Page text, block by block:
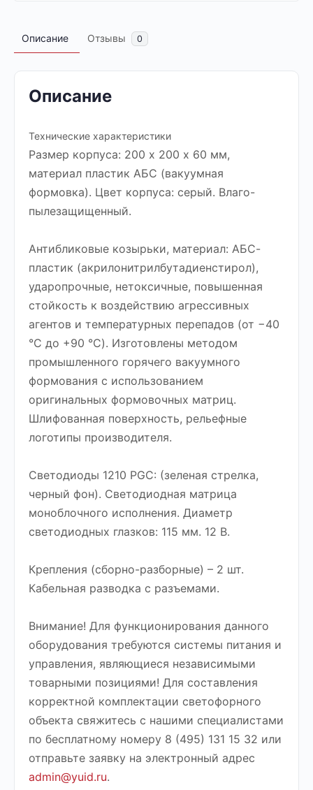
Описание Отзывы 0
Описание
Технические характеристики
Размер корпуса: 200 х 200 х 60 мм,
материал пластик АБС (вакуумная
формовка). Цвет корпуса: серый. Влаго-
пылезащищенный.
Антибликовые козырьки, материал: АБС-
пластик (акрилонитрилбутадиенстирол),
ударопрочные, нетоксичные, повышенная
стойкость к воздействию агрессивных
агентов и температурных перепадов (от −40
°C до +90 °C). Изготовлены методом
промышленного горячего вакуумного
формования с использованием
оригинальных формовочных матриц.
Шлифованная поверхность, рельефные
логотипы производителя.
Светодиоды 1210 PGC: (зеленая стрелка,
черный фон). Светодиодная матрица
моноблочного исполнения. Диаметр
светодиодных глазков: 115 мм. 12 В.
Крепления (сборно-разборные) – 2 шт.
Кабельная разводка с разъемами.
Внимание! Для функционирования данного
оборудования требуются системы питания и
управления, являющиеся независимыми
товарными позициями! Для составления
корректной комплектации светофорного
объекта свяжитесь с нашими специалистами
по бесплатному номеру 8 (495) 131 15 32 или
отправьте заявку на электронный адрес
admin@yuid.ru.